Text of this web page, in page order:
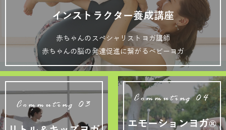
インストラクター養成講座
赤ちゃんのスペシャリストヨガ講師
赤ちゃんの脳の発達促進に繋がるベビーヨガ
Commuting 03
Commuting 04
エモーションヨガ®